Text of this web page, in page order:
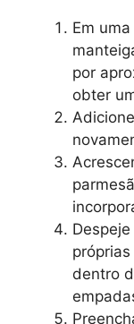
Em
por
obter
dentro